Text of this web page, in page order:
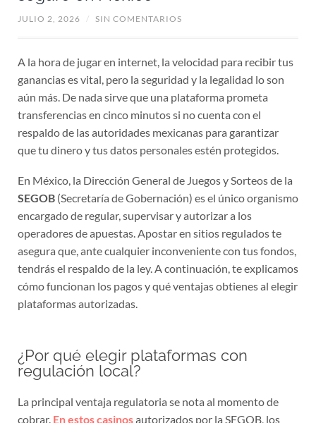
JULIO 2, 2026 / SIN COMENTARIOS
A la hora de jugar en internet, la velocidad para recibir tus
ganancias es vital, pero la seguridad y la legalidad lo son
aún más. De nada sirve que una plataforma prometa
transferencias en cinco minutos si no cuenta con el
respaldo de las autoridades mexicanas para garantizar
que tu dinero y tus datos personales estén protegidos.
En México, la Dirección General de Juegos y Sorteos de la
SEGOB(Secretaría de Gobernación) es el único organismo
encargado de regular, supervisar y autorizar a los
operadores de apuestas. Apostar en sitios regulados te
asegura que, ante cualquier inconveniente con tus fondos,
tendrás el respaldo de la ley. A continuación, te explicamos
cómo funcionan los pagos y qué ventajas obtienes al elegir
plataformas autorizadas.
¿Por qué elegir plataformas con
regulación local?
La principal ventaja regulatoria se nota al momento de
cobrar. En estos casinos autorizados por la SEGOB, los